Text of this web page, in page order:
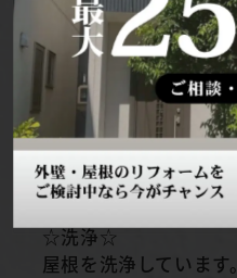
☆洗浄☆
屋根を洗浄しています。